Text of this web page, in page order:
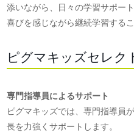
添いながら、日々の学習サポー
喜びを感じながら継続学習する
ピグマキッズセレク
専門指導員によるサポート
ピグマキッズでは、専門指導員
長を力強くサポートします。